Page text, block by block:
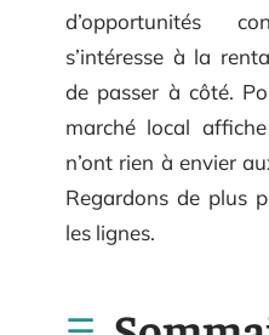
d’opportunités
s’intéresse à la
de passer à côté.
marché local
n’ont rien à envier
Regardons de plus
les lignes.